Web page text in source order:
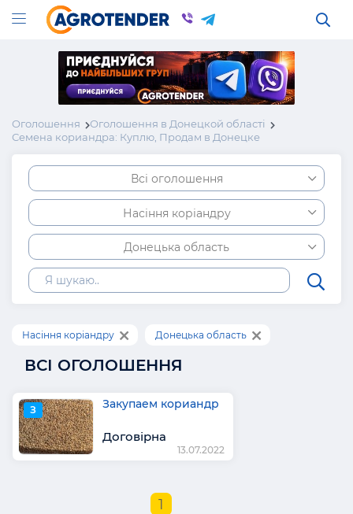
Оголошення
Оголошення в Донецкой області
Семена кориандра: Куплю, Продам в Донецке
Всі оголошення
Насіння коріандру
Донецька область
Насіння коріандру Донецька область
ВСІ ОГОЛОШЕННЯ
З Закупаем кориандр
Договірна
13.07.2022
1